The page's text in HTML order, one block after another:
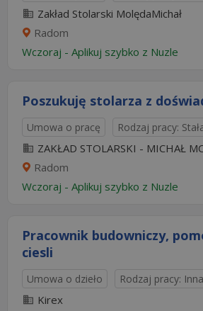
Zakład Stolarski MolędaMichał
Radom
Wczoraj - Aplikuj szybko z Nuzle
Poszukuję stolarza z
Umowa o pracę Rodzaj pracy:
ZAKŁAD STOLARSKI - MICHAŁ
Radom
Wczoraj - Aplikuj szybko z Nuzle
Pracownik budowniczy,
ciesli
Umowa o dzieło Rodzaj pracy: Inna
Kirex